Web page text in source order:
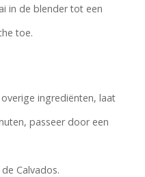
in de blender tot een
toe.
ingrediënten, laat
passeer door een
Calvados.